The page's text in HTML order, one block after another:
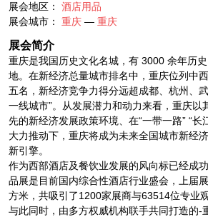
展会地区： 酒店用品
展会城市： 重庆 — 重庆
展会简介
重庆是我国历史文化名城，有 3000 余年历
地。在新经济总量城市排名中，重庆位列中
五名，新经济竞争力得分远超成都、杭州、
一线城市”。从发展潜力和动力来看，重庆以
先的新经济发展政策环境、在“一带一路” “长
大力推动下，重庆将成为未来全国城市新经
新引擎。
作为西部酒店及餐饮业发展的风向标已经成
品展是目前国内综合性酒店行业盛会，上届
方米，共吸引了1200家展商与63514位专业
与此同时，由多方权威机构联手共同打造的-